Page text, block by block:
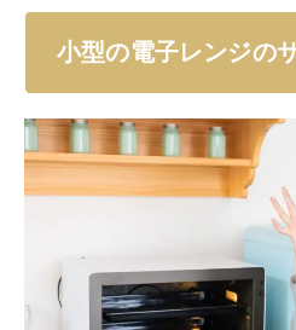
小型の電子レンジの